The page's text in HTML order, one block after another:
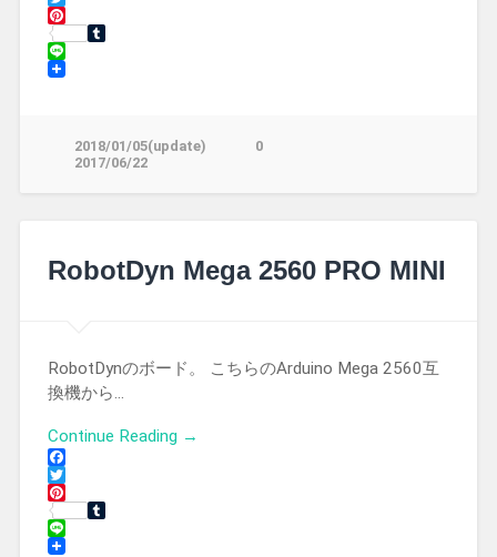
Twitter
Pinterest
Tumblr
Line
2018/01/05(update)
2017/06/22
0
RobotDyn Mega 2560 PRO MINI
RobotDynのボード。 こちらのArduino Mega 2560互
換機から…
Continue Reading →
Facebook
Twitter
Pinterest
Tumblr
Line